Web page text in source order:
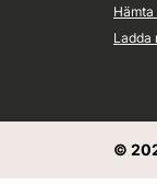
Hämta
Extern
Ladda
Extern
©